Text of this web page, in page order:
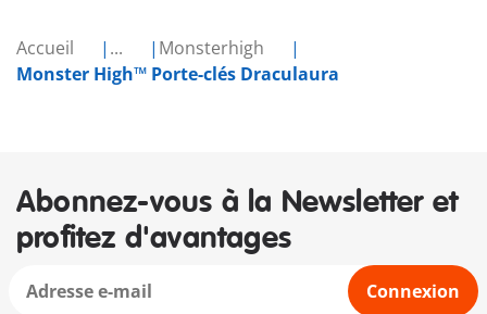
Accueil ...
Monsterhigh
Monster High™ Porte-clés Draculaura
Abonnez-vous à la Newsletter et
profitez d'avantages
Connexion